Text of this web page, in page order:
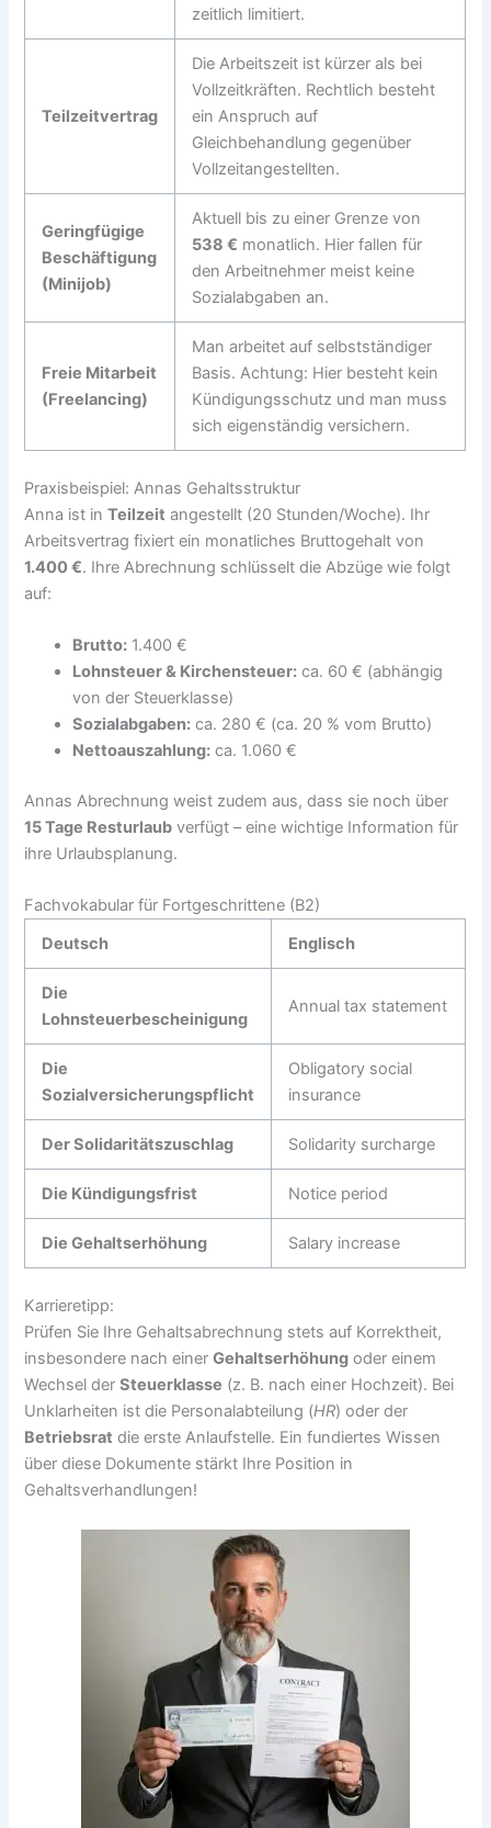
zeitlich limitiert.
Teilzeitvertrag
Die Arbeitszeit ist kürzer als bei
Vollzeitkräften. Rechtlich besteht
ein Anspruch auf
Gleichbehandlung gegenüber
Vollzeitangestellten.
Geringfügige
Beschäftigung
(Minijob)
Aktuell bis zu einer Grenze von
538 € monatlich. Hier fallen für
den Arbeitnehmer meist keine
Sozialabgaben an.
Freie Mitarbeit
(Freelancing)
Man arbeitet auf selbstständiger
Basis. Achtung: Hier besteht kein
Kündigungsschutz und man muss
sich eigenständig versichern.
Praxisbeispiel: Annas Gehaltsstruktur
Anna ist inTeilzeit angestellt (20 Stunden/Woche). Ihr
Arbeitsvertrag fixiert ein monatliches Bruttogehalt von
1.400 €. Ihre Abrechnung schlüsselt die Abzüge wie folgt
auf:
Brutto: 1.400 €
Lohnsteuer & Kirchensteuer: ca. 60 € (abhängig
von der Steuerklasse)
Sozialabgaben: ca. 280 € (ca. 20 % vom Brutto)
Nettoauszahlung: ca. 1.060 €
Annas Abrechnung weist zudem aus, dass sie noch über
15 Tage Resturlaub verfügt – eine wichtige Information für
ihre Urlaubsplanung.
Fachvokabular für Fortgeschrittene (B2)
Deutsch
Englisch
Die
Lohnsteuerbescheinigung
Annual tax statement
Die
Sozialversicherungspflicht
Obligatory social
insurance
Der Solidaritätszuschlag Solidarity surcharge
Die Kündigungsfrist Notice period
Die Gehaltserhöhung Salary increase
Karrieretipp:
Prüfen Sie Ihre Gehaltsabrechnung stets auf Korrektheit,
insbesondere nach einerGehaltserhöhung oder einem
Wechsel derSteuerklasse (z. B. nach einer Hochzeit). Bei
Unklarheiten ist die Personalabteilung (HR) oder der
Betriebsrat die erste Anlaufstelle. Ein fundiertes Wissen
über diese Dokumente stärkt Ihre Position in
Gehaltsverhandlungen!